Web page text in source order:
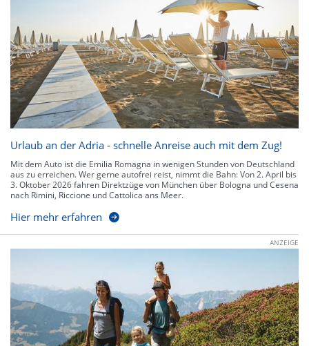
Urlaub an der Adria - schnelle Anreise auch mit dem Zug!
Mit dem Auto ist die Emilia Romagna in wenigen Stunden von Deutschland
aus zu erreichen. Wer gerne autofrei reist, nimmt die Bahn: Von 2. April bis
3. Oktober 2026 fahren Direktzüge von München über Bologna und Cesena
nach Rimini, Riccione und Cattolica ans Meer.
Hier mehr erfahren
ANZEIGE